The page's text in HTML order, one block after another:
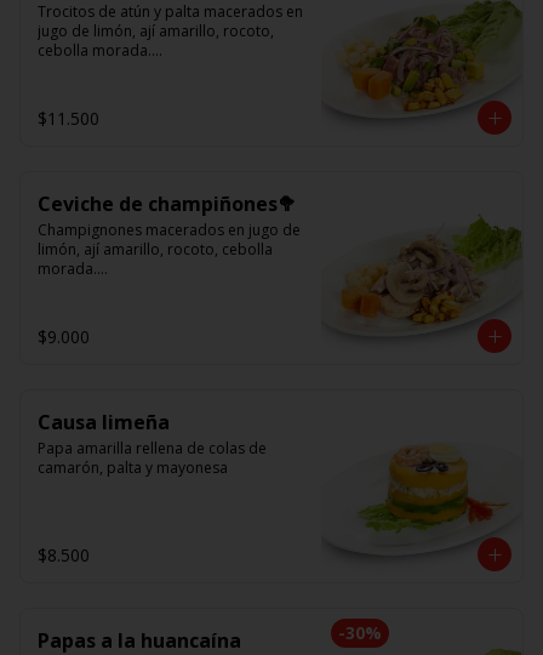
Trocitos de atún y palta macerados en
jugo de limón, ají amarillo, rocoto,
cebolla morada.
$11.500
Ceviche de champiñones🥦
Champignones macerados en jugo de
limón, ají amarillo, rocoto, cebolla
morada.
$9.000
Causa limeña
Papa amarilla rellena de colas de
camarón, palta y mayonesa
$8.500
-30%
Papas a la huancaína